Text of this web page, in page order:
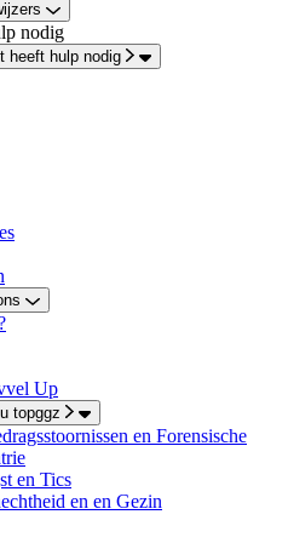
nodig
heeft hulp nodig
Up
topggz
en Forensische
en Tics
en en Gezin